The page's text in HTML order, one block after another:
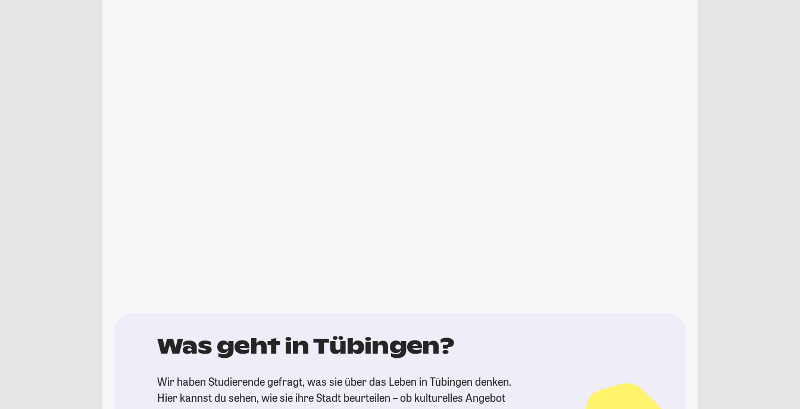
Was geht in Tübingen?
Wir haben Studierende gefragt, was sie über das Leben in Tübingen denken.
Hier kannst du sehen, wie sie ihre Stadt beurteilen – ob kulturelles Angebot